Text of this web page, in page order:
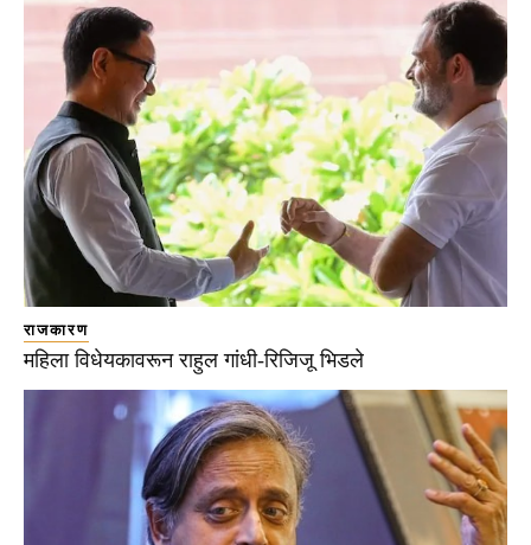
राजकारण
महिला विधेयकावरून राहुल गांधी-रिजिजू भिडले